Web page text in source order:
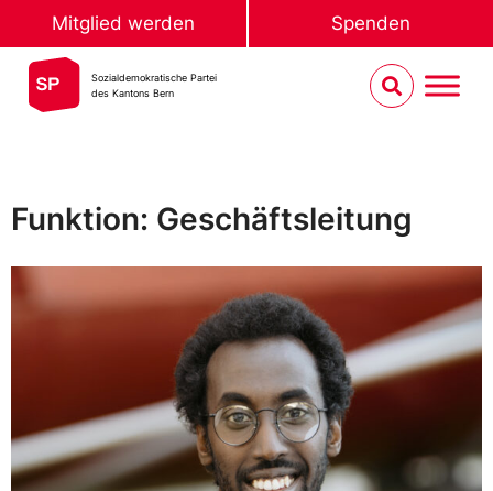
Mitglied werden Spenden
Sozialdemokratische Partei
des Kantons Bern
Funktion: Geschäftsleitung